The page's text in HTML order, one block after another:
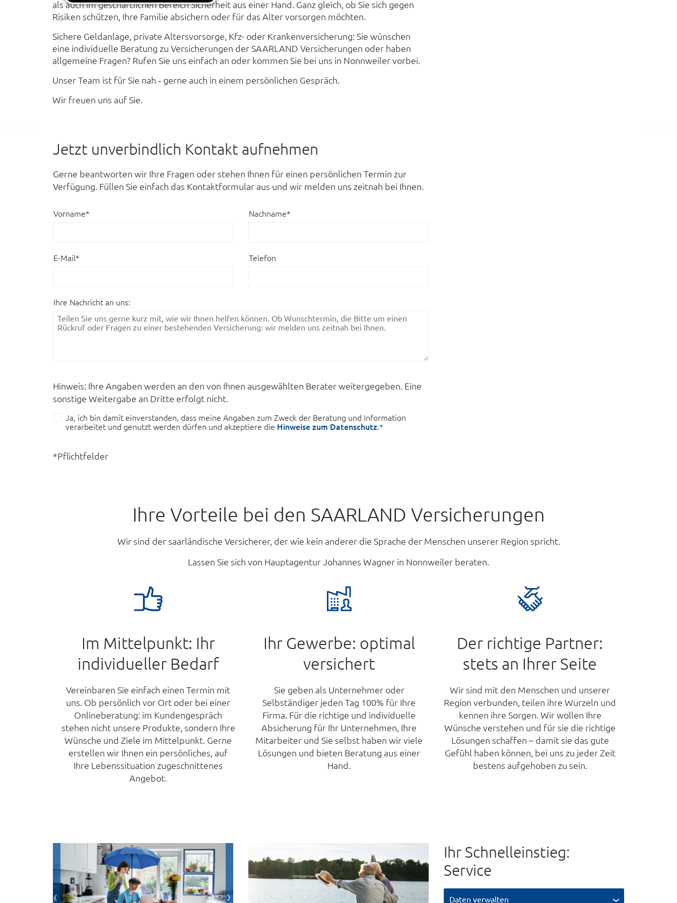
als auch im geschäftlichen Bereich Sicherheit aus einer Hand. Ganz gleich, ob Sie sich gegen
Risiken schützen, Ihre Familie absichern oder für das Alter vorsorgen möchten.
Sichere Geldanlage, private Altersvorsorge, Kfz- oder Krankenversicherung: Sie wünschen
eine individuelle Beratung zu Versicherungen der SAARLAND Versicherungen oder haben
allgemeine Fragen? Rufen Sie uns einfach an oder kommen Sie bei uns in Nonnweilervorbei.
Unser Team ist für Sie nah ‐ gerne auch in einem persönlichen Gespräch.
Wir freuen uns auf Sie.
Jetzt unverbindlich Kontakt aufnehmen
Gerne beantworten wir Ihre Fragen oder stehen Ihnen für einen persönlichen Termin zur
Verfügung. Füllen Sie einfach das Kontaktformular aus und wir melden uns zeitnah bei Ihnen.
Vorname* Nachname*
E-Mail* Telefon
Ihre Nachricht an uns:
Hinweis: Ihre Angaben werden an den von Ihnen ausgewählten Berater weitergegeben. Eine
sonstige Weitergabe an Dritte erfolgt nicht.
Ja, ich bin damit einverstanden, dass meine Angaben zum Zweck der Beratung und Information
verarbeitet und genutzt werden dürfen und akzeptiere die Hinweise zum Datenschutz.*
*Pflichtfelder
Ihre Vorteile bei den SAARLAND Versicherungen
Wir sind der saarländische Versicherer, der wie kein anderer die Sprache der Menschen unserer Region spricht.
Lassen Sie sich von Hauptagentur Johannes Wagner in Nonnweiler beraten.
Im Mittelpunkt: Ihr
individueller Bedarf
Vereinbaren Sie einfach einen Termin mit
uns. Ob persönlich vor Ort oder bei einer
Onlineberatung: im Kundengespräch
stehen nicht unsere Produkte, sondern Ihre
Wünsche und Ziele im Mittelpunkt. Gerne
erstellen wir Ihnen ein persönliches, auf
Ihre Lebenssituation zugeschnittenes
Angebot.
Ihr Gewerbe: optimal
versichert
Sie geben als Unternehmer oder
Selbständiger jeden Tag 100% für Ihre
Firma. Für die richtige und individuelle
Absicherung für Ihr Unternehmen, Ihre
Mitarbeiter und Sie selbst haben wir viele
Lösungen und bieten Beratung aus einer
Hand.
Der richtige Partner:
stets an Ihrer Seite
Wir sind mit den Menschen und unserer
Region verbunden, teilen ihre Wurzeln und
kennen ihre Sorgen. Wir wollen Ihre
Wünsche verstehen und für sie die richtige
Lösungen schaffen – damit sie das gute
Gefühl haben können, bei uns zu jeder Zeit
bestens auf­gehoben zu sein.
Ihr Schnelleinstieg:
Service
Daten verwalten